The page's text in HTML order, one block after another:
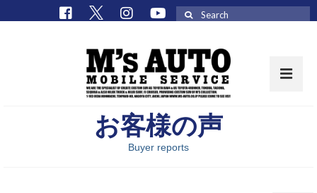
取扱車種一覧お客様の声
Buyer reports